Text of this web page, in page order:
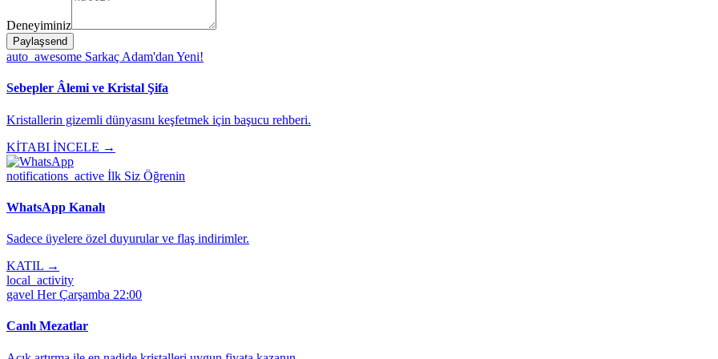
Deneyiminiz
Paylaşsend
auto_awesome Sarkaç Adam'dan Yeni!
Sebepler Âlemi ve Kristal Şifa
Kristallerin gizemli dünyasını keşfetmek için başucu rehberi.
KİTABI İNCELE →
notifications_active İlk Siz Öğrenin
WhatsApp Kanalı
Sadece üyelere özel duyurular ve flaş indirimler.
KATIL →
local_activity
gavel Her Çarşamba 22:00
Canlı Mezatlar